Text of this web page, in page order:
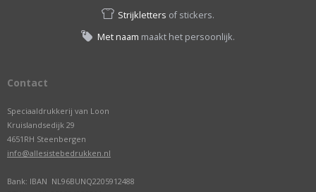
Strijkletters of stickers.
Met naam maakt het persoonlijk.
Contact
Speciaaldrukkerij van Loon
Kruislandsedijk 29
4651RH Steenbergen
info@allesistebedrukken.nl
Bank: IBAN NL96BUNQ2205912488